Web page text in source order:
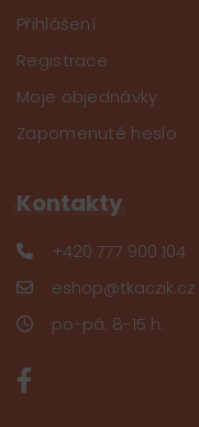
Přihlášení
Registrace
Moje objednávky
Zapomenuté heslo
Kontakty
+420 777 900 104
eshop@tkaczik.cz
po-pá: 8-15 h.